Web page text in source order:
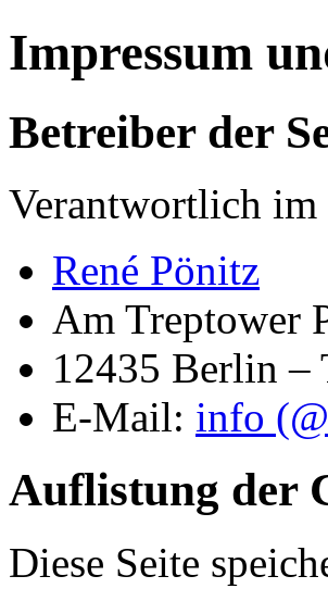
Impressum
Betreiber der
Verantwortlich im
René Pönitz
Am Treptower
12435 Berlin –
E-Mail: info
Auflistung der
Diese Seite